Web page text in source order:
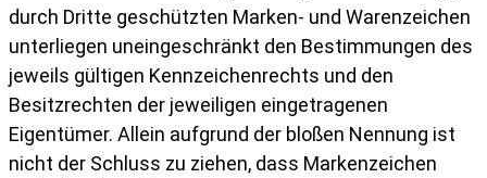
durch Dritte geschützten Marken- und Warenzeichen
unterliegen uneingeschränkt den Bestimmungen des
jeweils gültigen Kennzeichenrechts und den
Besitzrechten der jeweiligen eingetragenen
Eigentümer. Allein aufgrund der bloßen Nennung ist
nicht der Schluss zu ziehen, dass Markenzeichen